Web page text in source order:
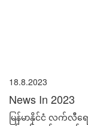
18.8.2023
News In 2023
မြန်မာနိုင်ငံ လက်လီ‌ရ